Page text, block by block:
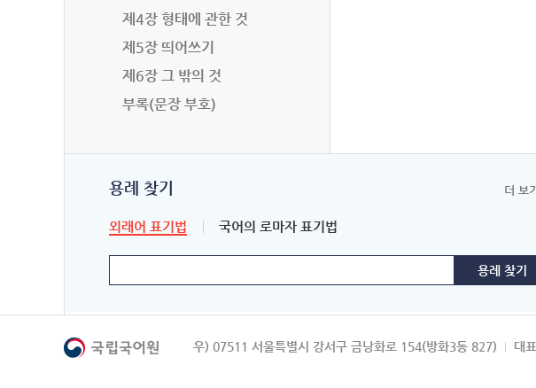
제4장 형태에 관한 것
제5장 띄어쓰기
제6장 그 밖의 것
부록(문장 부호)
용례 찾기
외래어 표기법 국어의 로마자 표기법
더 보기
우) 07511 서울특별시 강서구 금낭화로 154(방화3동 827) 대